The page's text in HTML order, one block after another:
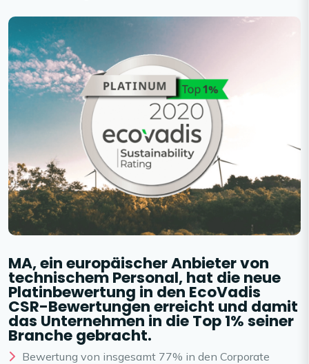
MA, ein europäischer Anbieter von
technischem Personal, hat die neue
Platinbewertung in den EcoVadis
CSR-Bewertungen erreicht und damit
das Unternehmen in die Top 1% seiner
Branche gebracht.
Bewertung von insgesamt 77% in den Corporate